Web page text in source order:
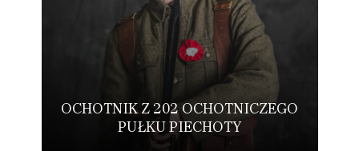
OCHOTNIK Z 202 OCHOTNICZEGO
PUŁKU PIECHOTY